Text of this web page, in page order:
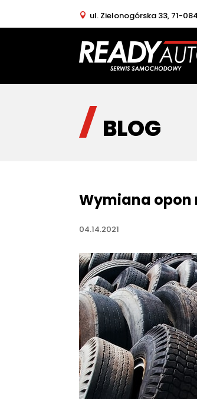
ul. Zielonogórska 33, 71-
BLOG
Wymiana opon
04.14.2021